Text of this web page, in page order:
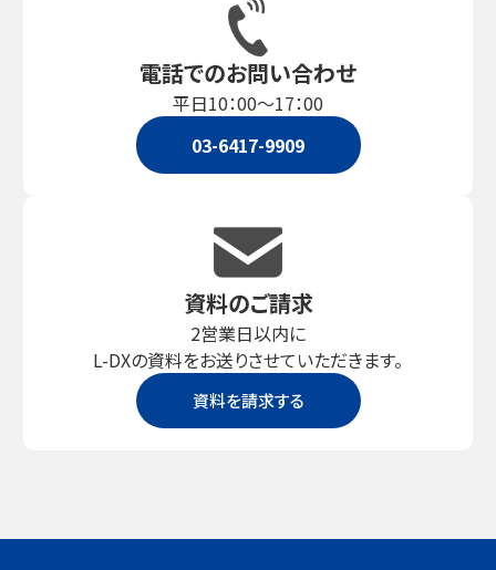
電話でのお問い合わせ
平日10：00～17：00
03-6417-9909
資料のご請求
2営業日以内に
L-DXの資料をお送りさせていただきます。
資料を請求する